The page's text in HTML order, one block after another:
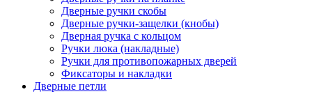
Дверные ручки скобы
Дверные ручки-защелки (кнобы)
Дверная ручка с кольцом
Ручки люка (накладные)
Ручки для противопожарных дверей
Фиксаторы и накладки
Дверные петли